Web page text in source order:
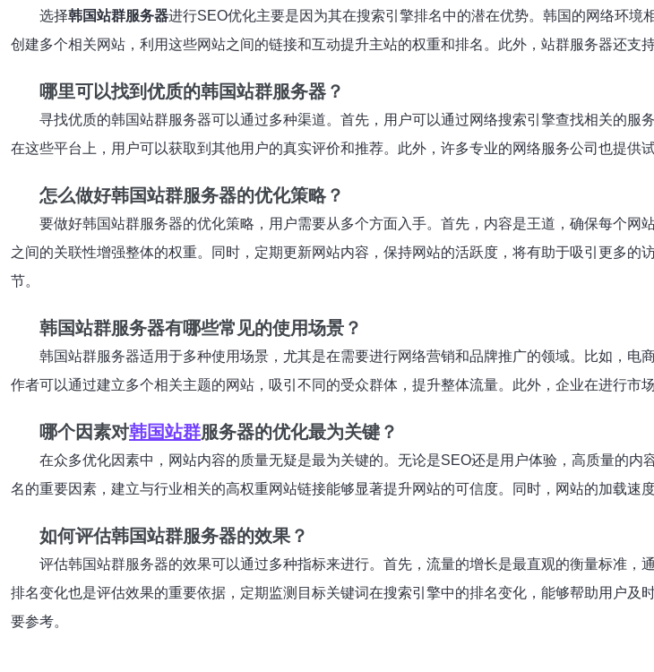
选择韩国站群服务器进行SEO优化主要是因为其在搜索引擎排名中的潜在优势。韩国的网络环
创建多个相关网站，利用这些网站之间的链接和互动提升主站的权重和排名。此外，站群服务器还支
哪里可以找到优质的韩国站群服务器？
寻找优质的韩国站群服务器可以通过多种渠道。首先，用户可以通过网络搜索引擎查找相关的服
在这些平台上，用户可以获取到其他用户的真实评价和推荐。此外，许多专业的网络服务公司也提供
怎么做好韩国站群服务器的优化策略？
要做好韩国站群服务器的优化策略，用户需要从多个方面入手。首先，内容是王道，确保每个
之间的关联性增强整体的权重。同时，定期更新网站内容，保持网站的活跃度，将有助于吸引更多
节。
韩国站群服务器有哪些常见的使用场景？
韩国站群服务器适用于多种使用场景，尤其是在需要进行网络营销和品牌推广的领域。比如，
作者可以通过建立多个相关主题的网站，吸引不同的受众群体，提升整体流量。此外，企业在进行市
哪个因素对韩国站群服务器的优化最为关键？
在众多优化因素中，网站内容的质量无疑是最为关键的。无论是SEO还是用户体验，高质量的
名的重要因素，建立与行业相关的高权重网站链接能够显著提升网站的可信度。同时，网站的加载速
如何评估韩国站群服务器的效果？
评估韩国站群服务器的效果可以通过多种指标来进行。首先，流量的增长是最直观的衡量标准
排名变化也是评估效果的重要依据，定期监测目标关键词在搜索引擎中的排名变化，能够帮助用户
要参考。